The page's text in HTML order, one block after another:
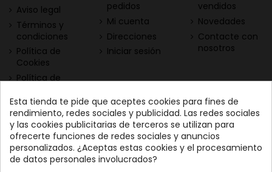
Aviso legal
Términos y
condiciones
Política de
Cookies
Política de
pedidos
Mi cuenta
Direcciones
Iniciar sesión
vendidos
Novedades
Contacte con
nosotros
Contacta con nosotros
Nuestras Vinotecas:
Vinofilos Triana: Viera y
Clavijo, 23 - Gran Canaria
Descarga nuestra App
Todo el vino a tu
alcance
Esta tienda te pide que aceptes cookies para fines de
rendimiento, redes sociales y publicidad. Las redes sociales
y las cookies publicitarias de terceros se utilizan para
ofrecerte funciones de redes sociales y anuncios
personalizados. ¿Aceptas estas cookies y el procesamiento
de datos personales involucrados?